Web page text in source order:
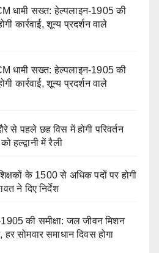
धामी सख्त: हेल्पलाइन-1905 की
कार्रवाई, शून्य प्रदर्शन वाले
धामी सख्त: हेल्पलाइन-1905 की
कार्रवाई, शून्य प्रदर्शन वाले
पहले छह विस में होगी परिवर्तन
हल्द्वानी में रैली
के 1500 से अधिक पदों पर होगी
ने दिए निर्देश
की समीक्षा: जल जीवन मिशन
सोमवार समाधान दिवस होगा